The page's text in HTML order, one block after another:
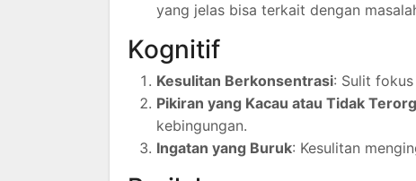
yang jelas bisa terkait dengan
Kognitif
Kesulitan Berkonsentrasi: Sulit
Pikiran yang Kacau atau Tidak
kebingungan.
Ingatan yang Buruk: Kesulitan